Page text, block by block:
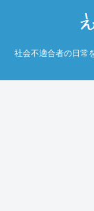
社会不適合者の日常